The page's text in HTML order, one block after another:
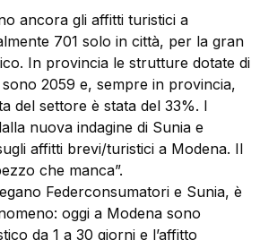
ancora gli affitti turistici a
701 solo in città, per la gran
In provincia le strutture dotate di
2059 e, sempre in provincia,
del settore è stata del 33%. I
nuova indagine di Sunia e
affitti brevi/turistici a Modena. Il
che manca”.
Federconsumatori e Sunia, è
oggi a Modena sono
da 1 a 30 giorni e l’affitto